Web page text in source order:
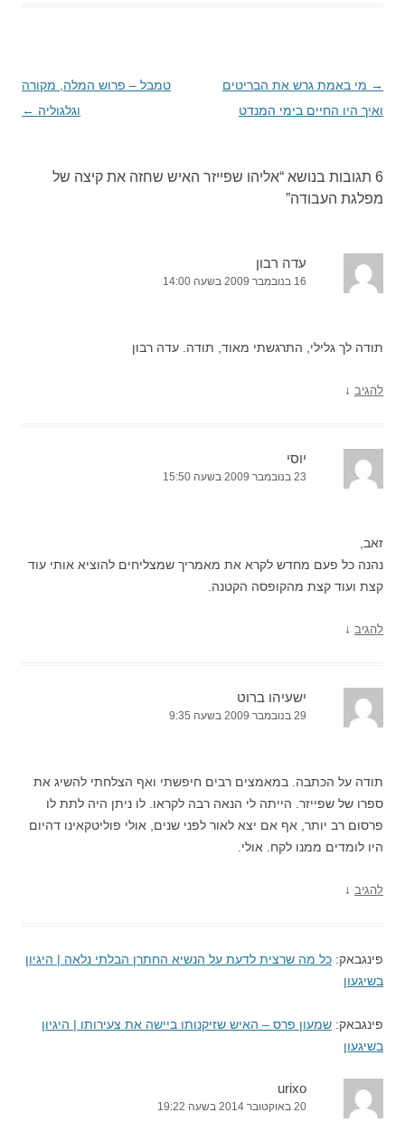
ניווט
בפוסטים
→ מי באמת גרש את הבריטים
ואיך היו החיים בימי המנדט
טמבל – פרוש המלה, מקורה
וגלגוליה ←
6 תגובות בנושא “
אליהו שפייזר האיש שחזה את קיצה של
מפלגת העבודה”
עדה רבון
16 בנובמבר 2009 בשעה 14:00
תודה לך גלילי, התרגשתי מאוד, תודה. עדה רבון
להגיב ↓
יוסי
23 בנובמבר 2009 בשעה 15:50
זאב,
נהנה כל פעם מחדש לקרא את מאמריך שמצליחים להוציא אותי עוד
קצת ועוד קצת מהקופסה הקטנה.
להגיב ↓
ישעיהו ברוט
29 בנובמבר 2009 בשעה 9:35
תודה על הכתבה. במאמצים רבים חיפשתי ואף הצלחתי להשיג את
ספרו של שפייזר. הייתה לי הנאה רבה לקראו. לו ניתן היה לתת לו
פרסום רב יותר, אף אם יצא לאור לפני שנים, אולי פוליטקאינו דהיום
היו לומדים ממנו לקח. אולי.
להגיב ↓
פינגבאק: כל מה שרצית לדעת על הנשיא החתרן הבלתי נלאה | היגיון
בשיגעון
פינגבאק: שמעון פרס – האיש שזיקנותו ביישה את צעירותו | היגיון
בשיגעון
urixo
20 באוקטובר 2014 בשעה 19:22